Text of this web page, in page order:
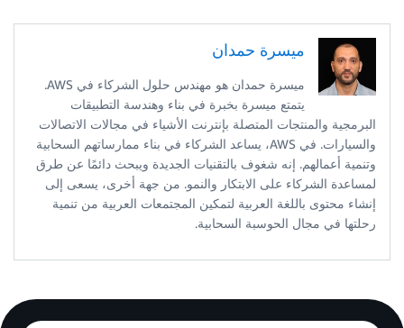
ميسرة حمدان
ميسرة حمدان هو مهندس حلول الشركاء في AWS.
يتمتع ميسرة بخبرة في بناء وهندسة التطبيقات
البرمجية والمنتجات المتصلة بإنترنت الأشياء في مجالات الاتصالات
والسيارات. في AWS، يساعد الشركاء في بناء ممارساتهم السحابية
وتنمية أعمالهم. إنه شغوف بالتقنيات الجديدة ويبحث دائمًا عن طرق
لمساعدة الشركاء على الابتكار والنمو. من جهة أخرى، يسعى إلى
إنشاء محتوى باللغة العربية لتمكين المجتمعات العربية من تنمية
رحلتها في مجال الحوسبة السحابية.